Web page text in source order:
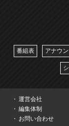
番組表 アナウ
運営会社
編集体制
お問い合わせ